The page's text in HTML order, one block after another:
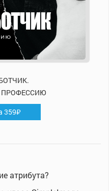
ПРОФЕССИЮ
359₽
атрибута?